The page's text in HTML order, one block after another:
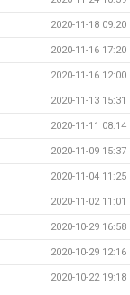
2020-11-18 09:20
2020-11-16 17:20
2020-11-16 12:00
2020-11-13 15:31
2020-11-11 08:14
2020-11-09 15:37
2020-11-04 11:25
2020-11-02 11:01
2020-10-29 16:58
2020-10-29 12:16
2020-10-22 19:18